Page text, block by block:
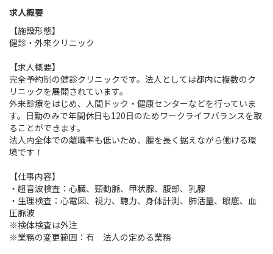
求人概要
【施設形態】
健診・外来クリニック
【求人概要】
完全予約制の健診クリニックです。法人としては都内に複数のク
リニックを展開されています。
外来診療をはじめ、人間ドック・健康センターなどを行っていま
す。日勤のみで年間休日も120日のためワークライフバランスを取
ることができます。
法人内全体での離職率も低いため、腰を長く据えながら働ける環
境です！
【仕事内容】
・超音波検査：心臓、頸動脈、甲状腺、腹部、乳腺
・生理検査：心電図、視力、聴力、身体計測、肺活量、眼底、血
圧脈波
※検体検査は外注
※業務の変更範囲：有 法人の定める業務